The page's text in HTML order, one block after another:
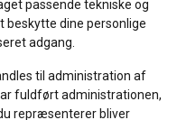
passende tekniske og
dine personlige
adgang.
til administration af
fuldført administrationen,
repræsenterer bliver
ENGLISH TRANSLATION
bruger
indhold,
trafik. Vi deler